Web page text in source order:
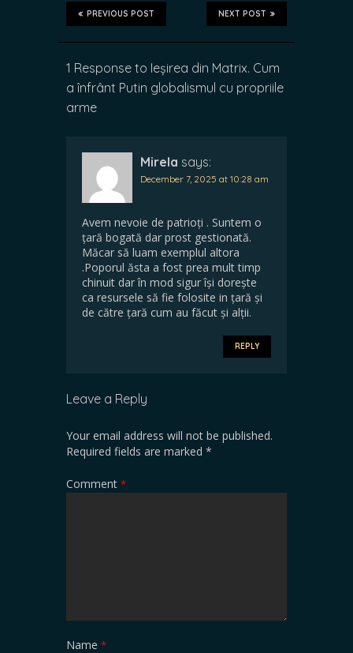
NEXT POST
PREVIOUS POST
1 Response to Ieșirea din Matrix. Cum
a înfrânt Putin globalismul cu propriile
arme
Mirela says:
December 7, 2025 at 10:28 am
Avem nevoie de patrioți . Suntem o
țară bogată dar prost gestionată.
Măcar să luam exemplul altora
.Poporul ăsta a fost prea mult timp
chinuit dar în mod sigur își dorește
ca resursele să fie folosite in țară și
de către țară cum au făcut și alții.
REPLY
Leave a Reply
Your email address will not be published.
Required fields are marked *
Comment *
Name *